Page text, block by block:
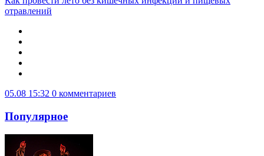
отравлений
05.08 15:32 0 комментариев
Популярное